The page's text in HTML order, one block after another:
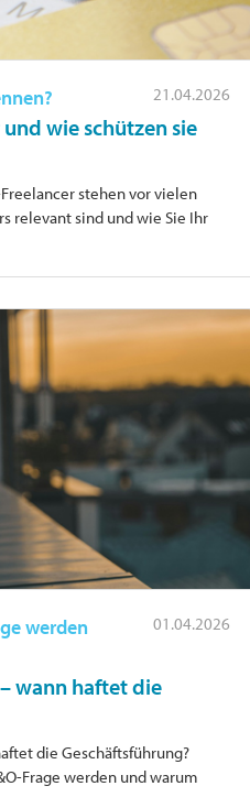
21.04.2026
wie schützen sie
stehen vor vielen
relevant sind und wie Sie Ihr
01.04.2026
werden
wann haftet die
die Geschäftsführung?
Frage werden und warum